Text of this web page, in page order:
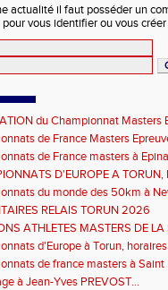
actualité il faut posséder un
vous identifier ou vous
du Championnat Masters
les 27-28 juin
de France Masters
de France masters à
montée de barres et
D'EUROPE A
du monde des 50km à
DOUMENC.
RELAIS TORUN 2026
ATHLETES MASTERS DE
: athlètes hommes.
d'Europe à Torun,
de france masters à Saint
à Jean-Yves PREVOST...